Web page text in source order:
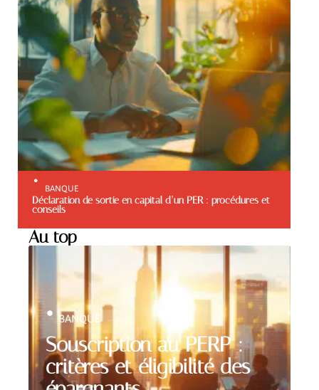
BANQUE
Déclaration de sortie en capital d’un PER : procédures et
conseils
Au top
Souscription au PERP :
critères et éligibilité des
BANQUE